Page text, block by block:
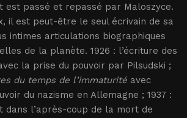
est passé et repassé par Maloszyce.
il est peut-être le seul écrivain de sa
intimes articulations biographiques
de la planète. 1926 : l’écriture des
la prise du pouvoir par Pilsudski ;
du temps de l’immaturité avec
du nazisme en Allemagne ; 1937 :
dans l’après-coup de la mort de